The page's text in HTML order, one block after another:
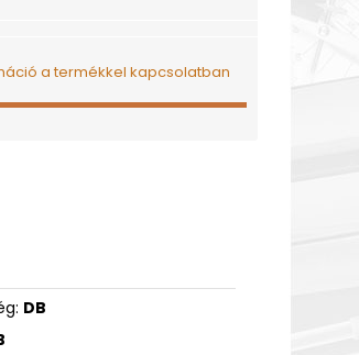
a termékkel kapcsolatban
DB